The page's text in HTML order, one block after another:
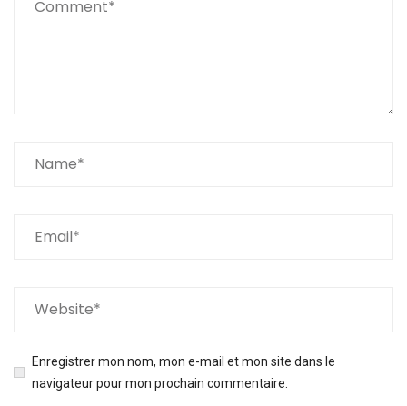
Enregistrer mon nom, mon e-mail et mon site dans le
navigateur pour mon prochain commentaire.